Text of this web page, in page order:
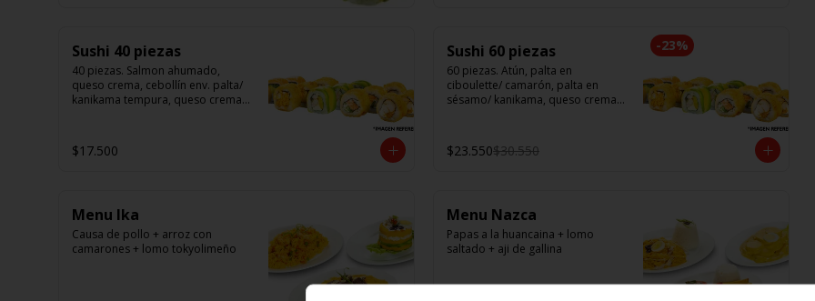
Sushi 40 piezas
40 piezas. Salmon ahumado,
queso crema, cebollín env. palta/
kanikama tempura, queso crema
queso crema, en panko.
$17.500
-23%
Sushi 60 piezas
60 piezas. Atún, palta en
ciboulette/ camarón, palta en
sésamo/ kanikama, queso crema,
queso crema, cebollín en panko/
camarón, queso crema, en panko.
$23.550$30.550
Menu Ika
Causa de pollo + arroz con
camarones + lomo tokyolimeño
Menu Nazca
Papas a la huancaina + lomo
saltado + aji de gallina